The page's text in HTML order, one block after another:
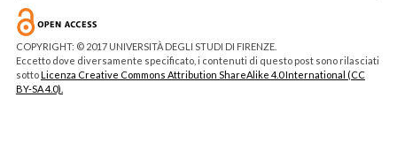
COPYRIGHT: © 2017 UNIVERSITÀ DEGLI STUDI DI FIRENZE.
Eccetto dove diversamente specificato, i contenuti di questo post sono rilasciati
sottoLicenza Creative Commons Attribution ShareAlike 4.0 International (CC
BY-SA 4.0).